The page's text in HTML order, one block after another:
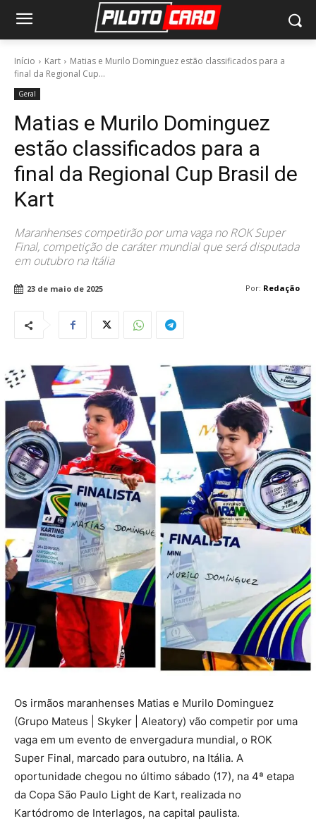
Início Kart
Matias e Murilo Dominguez estão classificados para a
final da Regional Cup...
Geral
Matias e Murilo Dominguez
estão classificados para a
final da Regional Cup Brasil de
Kart
Maranhenses competirão por uma vaga no ROK Super
Final, competição de caráter mundial que será disputada
em outubro na Itália
Por: Redação
23 de maio de 2025
Os irmãos maranhenses Matias e Murilo Dominguez
(Grupo Mateus | Skyker | Aleatory) vão competir por uma
vaga em um evento de envergadura mundial, o ROK
Super Final, marcado para outubro, na Itália. A
oportunidade chegou no último sábado (17), na 4ª etapa
da Copa São Paulo Light de Kart, realizada no
Kartódromo de Interlagos, na capital paulista.